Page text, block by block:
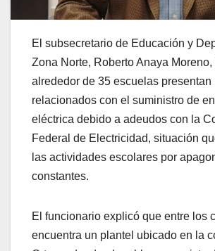
El subsecretario de Educación y
Zona Norte, Roberto Anaya
alrededor de 35 escuelas presentan
relacionados con el suministro de
eléctrica debido a adeudos con la
Federal de Electricidad, situación
las actividades escolares por
constantes.
El funcionario explicó que entre los
encuentra un plantel ubicado en la